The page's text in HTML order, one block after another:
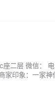
座二层 微信
印象：一家神